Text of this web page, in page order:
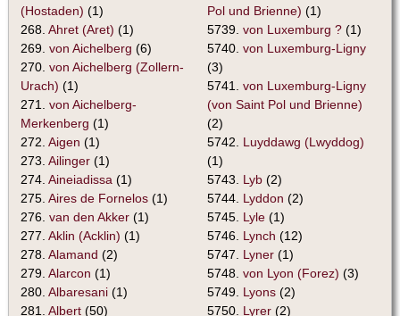
(Hostaden) (1)
268. Ahret (Aret) (1)
269. von Aichelberg (6)
270. von Aichelberg (Zollern-
Urach) (1)
271. von Aichelberg-
Merkenberg (1)
272. Aigen (1)
273. Ailinger (1)
274. Aineiadissa (1)
275. Aires de Fornelos (1)
276. van den Akker (1)
277. Aklin (Acklin) (1)
278. Alamand (2)
279. Alarcon (1)
280. Albaresani (1)
281. Albert (50)
Pol und Brienne) (1)
5739. von Luxemburg ? (1)
5740. von Luxemburg-Ligny
(3)
5741. von Luxemburg-Ligny
(von Saint Pol und Brienne)
(2)
5742. Luyddawg (Lwyddog)
(1)
5743. Lyb (2)
5744. Lyddon (2)
5745. Lyle (1)
5746. Lynch (12)
5747. Lyner (1)
5748. von Lyon (Forez) (3)
5749. Lyons (2)
5750. Lyrer (2)